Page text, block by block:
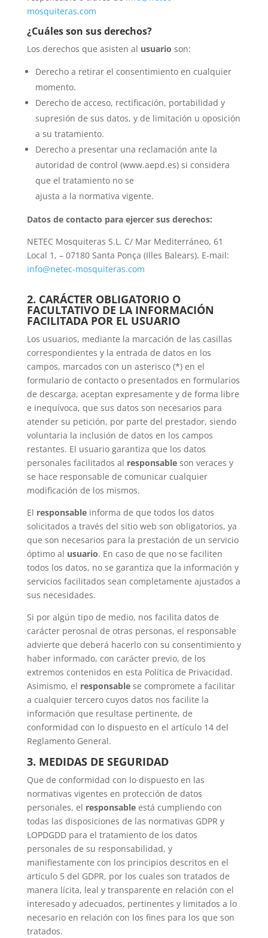
mosquiteras.com
¿Cuáles son sus derechos?
Los derechos que asisten al usuario son:
Derecho a retirar el consentimiento en cualquier
momento.
Derecho de acceso, rectificación, portabilidad y
supresión de sus datos, y de limitación u oposición
a su tratamiento.
Derecho a presentar una reclamación ante la
autoridad de control (www.aepd.es) si considera
que el tratamiento no se
ajusta a la normativa vigente.
Datos de contacto para ejercer sus derechos:
NETEC Mosquiteras S.L. C/ Mar Mediterráneo, 61
Local 1, – 07180 Santa Ponça (Illes Balears). E-mail:
info@netec-mosquiteras.com
2. CARÁCTER OBLIGATORIO O
FACULTATIVO DE LA INFORMACIÓN
FACILITADA POR EL USUARIO
Los usuarios, mediante la marcación de las casillas
correspondientes y la entrada de datos en los
campos, marcados con un asterisco (*) en el
formulario de contacto o presentados en formularios
de descarga, aceptan expresamente y de forma libre
e inequívoca, que sus datos son necesarios para
atender su petición, por parte del prestador, siendo
voluntaria la inclusión de datos en los campos
restantes. El usuario garantiza que los datos
personales facilitados al responsableson veraces y
se hace responsable de comunicar cualquier
modificación de los mismos.
El responsableinforma de que todos los datos
solicitados a través del sitio web son obligatorios, ya
que son necesarios para la prestación de un servicio
óptimo al usuario. En caso de que no se faciliten
todos los datos, no se garantiza que la información y
servicios facilitados sean completamente ajustados a
sus necesidades.
Si por algún tipo de medio, nos facilita datos de
carácter perosnal de otras personas, el responsable
advierte que deberá hacerlo con su consentimiento y
haber informado, con carácter previo, de los
extremos contenidos en esta Política de Privacidad.
Asimismo, el responsablese compromete a facilitar
a cualquier tercero cuyos datos nos facilite la
información que resultase pertinente, de
conformidad con lo dispuesto en el artículo 14 del
Reglamento General.
3. MEDIDAS DE SEGURIDAD
Que de conformidad con lo dispuesto en las
normativas vigentes en protección de datos
personales, el responsableestá cumpliendo con
todas las disposiciones de las normativas GDPR y
LOPDGDD para el tratamiento de los datos
personales de su responsabilidad, y
manifiestamente con los principios descritos en el
artículo 5 del GDPR, por los cuales son tratados de
manera lícita, leal y transparente en relación con el
interesado y adecuados, pertinentes y limitados a lo
necesario en relación con los fines para los que son
tratados.